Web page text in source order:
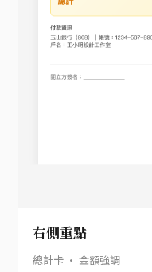
右側重點
總計卡 · 金額強調